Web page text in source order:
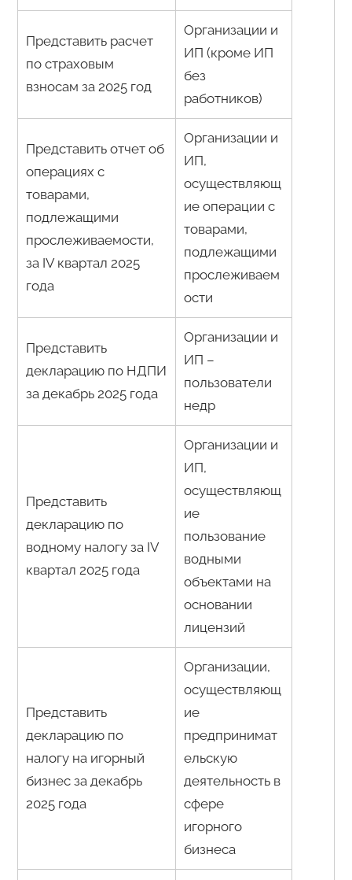
Представить расчет
по страховым
взносам за 2025 год
Организации и
ИП (кроме ИП
без
работников)
Представить отчет об
операциях с
товарами,
подлежащими
прослеживаемости,
за IV квартал 2025
года
Организации и
ИП,
осуществляющ
ие операции с
товарами,
подлежащими
прослеживаем
ости
Представить
декларацию по НДПИ
за декабрь 2025 года
Организации и
ИП –
пользователи
недр
Представить
декларацию по
водному налогу за IV
квартал 2025 года
Организации и
ИП,
осуществляющ
ие
пользование
водными
объектами на
основании
лицензий
Представить
декларацию по
налогу на игорный
бизнес за декабрь
2025 года
Организации,
осуществляющ
ие
предпринимат
ельскую
деятельность в
сфере
игорного
бизнеса